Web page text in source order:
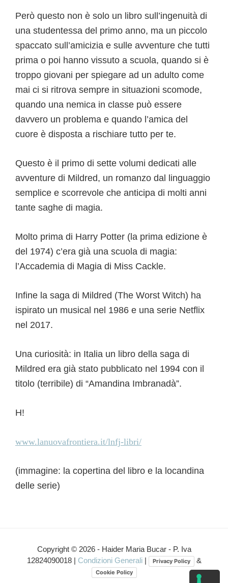
Però questo non è solo un libro sull’ingenuità di
una studentessa del primo anno, ma un piccolo
spaccato sull’amicizia e sulle avventure che tutti
prima o poi hanno vissuto a scuola, quando si è
troppo giovani per spiegare ad un adulto come
mai ci si ritrova sempre in situazioni scomode,
quando una nemica in classe può essere
davvero un problema e quando l’amica del
cuore è disposta a rischiare tutto per te.
Questo è il primo di sette volumi dedicati alle
avventure di Mildred, un romanzo dal linguaggio
semplice e scorrevole che anticipa di molti anni
tante saghe di magia.
Molto prima di Harry Potter (la prima edizione è
del 1974) c’era già una scuola di magia:
l’Accademia di Magia di Miss Cackle.
Infine la saga di Mildred (The Worst Witch) ha
ispirato un musical nel 1986 e una serie Netflix
nel 2017.
Una curiosità: in Italia un libro della saga di
Mildred era già stato pubblicato nel 1994 con il
titolo (terribile) di “Amandina Imbranadà”.
H!
www.lanuovafrontiera.it/lnfj-libri/
(immagine: la copertina del libro e la locandina
delle serie)
lettore
Copyright © 2026 - Haider Maria Bucar - P. Iva
12824090018 | Condizioni Generali | Privacy Policy &
Cookie Policy